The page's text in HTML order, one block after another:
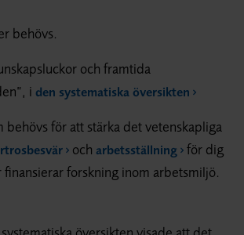
behövs.
och framtida
i den systematiska översikten
behövs för att stärka det vetenskapliga
och arbetsställning för dig
finansierar forskning inom arbetsmiljö.